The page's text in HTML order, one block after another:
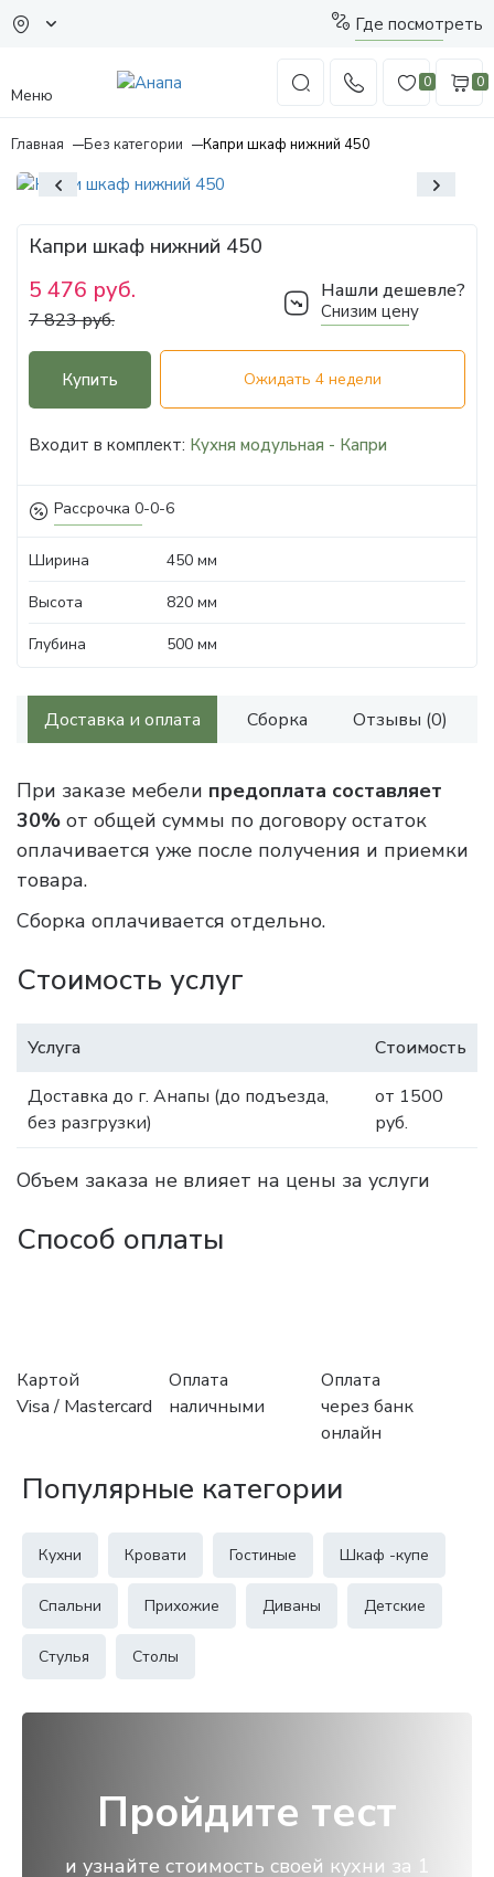
Где посмотреть
Меню
0 0
Главная Без категории Капри шкаф нижний 450
Рассрочка 0-0-6
Капри шкаф нижний 450
5 476 руб.
7 823 руб.
Нашли дешевле?
Снизим цену
Купить Ожидать 4 недели
Входит в комплект: Кухня модульная - Капри
Ширина
450 мм
Высота
820 мм
Глубина
500 мм
Доставка и оплата Сборка Отзывы (0)
При заказе мебели предоплата составляет
30% от общей суммы по договору остаток
оплачивается уже после получения и приемки
товара.
Сборка оплачивается отдельно.
Стоимость услуг
Услуга
Стоимость
Доставка до г. Анапы (до подъезда,
без разгрузки)
от 1500
руб.
Объем заказа не влияет на цены за услуги
Способ оплаты
Картой
Visa / Mastercard
Оплата
наличными
Оплата
через банк
онлайн
Популярные категории
Кухни Кровати Гостиные Шкаф -купе
Спальни Прихожие Диваны Детские
Стулья Столы
Пройдите тест
и узнайте стоимость своей кухни за 1